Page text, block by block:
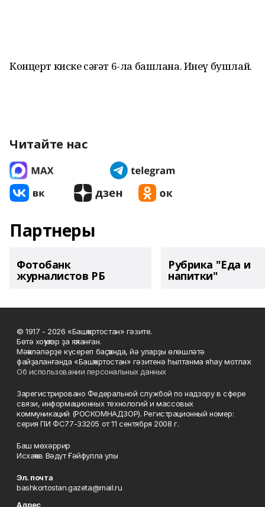
Концерт киске сәғәт 6-ла башлана. Инеү бушлай.
Читайте нас
Партнеры
Фотобанк
журналистов РБ
Рубрика "Еда и
напитки"
© 1917 - 2026 «Башҡортостан» гәзите.
Бөтә хоҡуҡтар ҙа яҡланған.
Мәҡәләләрҙе күсереп баҫҡанда, йә уларҙы өлөшләтә
файҙаланғанда «Башҡортостан» гәзитенә һылтанма яһау мотлаҡ.
Об использовании персональных данных
Зарегистрировано Федеральной службой по надзору в сфере
связи, информационных технологий и массовых
коммуникаций (РОСКОМНАДЗОР). Регистрационный номер:
серия ПИ ФС77-33205 от 11 сентября 2008 г.
Баш мөхәррир
Исхаҡов Вәдүт Ғәйфулла улы
Эл. почта
bashkortostan.gazeta@mail.ru
Адрес